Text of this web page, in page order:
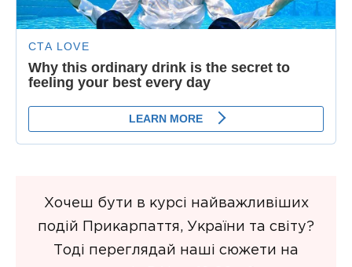
Хочеш бути в курсі найважливіших
подій Прикарпаття, України та світу?
Тоді переглядай наші сюжети на